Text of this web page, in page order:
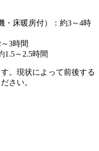
・床暖房付）：約3～4時
3時間
1.5～2.5時間
。現状によって前後する
さい。